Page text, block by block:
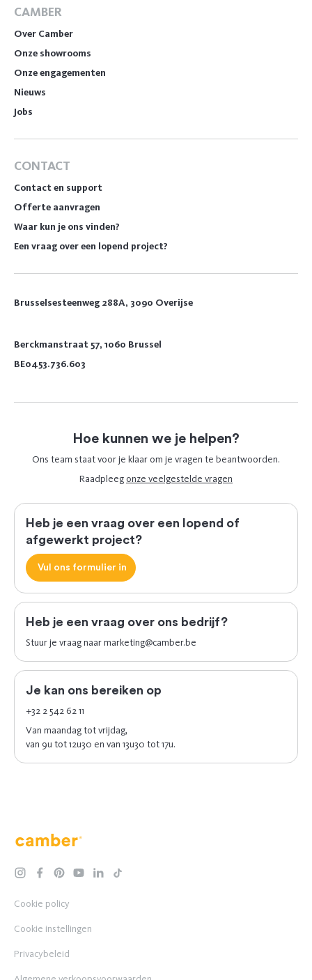
CAMBER
Over Camber
Onze showrooms
Onze engagementen
Nieuws
Jobs
CONTACT
Contact en support
Offerte aanvragen
Waar kun je ons vinden?
Een vraag over een lopend project?
Brusselsesteenweg 288A, 3090 Overijse
Berckmanstraat 57, 1060 Brussel
BE0453.736.603
Hoe kunnen we je helpen?
Ons team staat voor je klaar om je vragen te beantwoorden.
Raadpleegonze veelgestelde vragen
Heb je een vraag over een lopend of
afgewerkt project?
Vul ons formulier in
Heb je een vraag over ons bedrijf?
Stuur je vraag naarmarketing@camber.be
Je kan ons bereiken op
+32 2 542 62 11
Van maandag tot vrijdag,
van 9u tot 12u30 en van 13u30 tot 17u.
Camber
instagramfacebookpinterestyoutubelinkedintiktok
Cookie policy
Cookie instellingen
Privacybeleid